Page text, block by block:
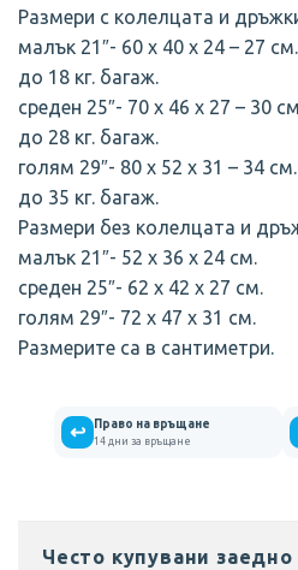
Размери с колелцата и
малък 21″- 60 х 40 х 24 – 27
до 18 кг. багаж.
среден 25″- 70 х 46 х 27 – 30
до 28 кг. багаж.
голям 29″- 80 х 52 х 31 – 34
до 35 кг. багаж.
Размери без колелцата и
малък 21″- 52 х 36 х 24 см.
среден 25″- 62 х 42 х 27 см.
голям 29″- 72 х 47 х 31 см.
Размерите са в сантиметри.
↩ Право на връщане
14 дни за връщане
Често купувани заедно